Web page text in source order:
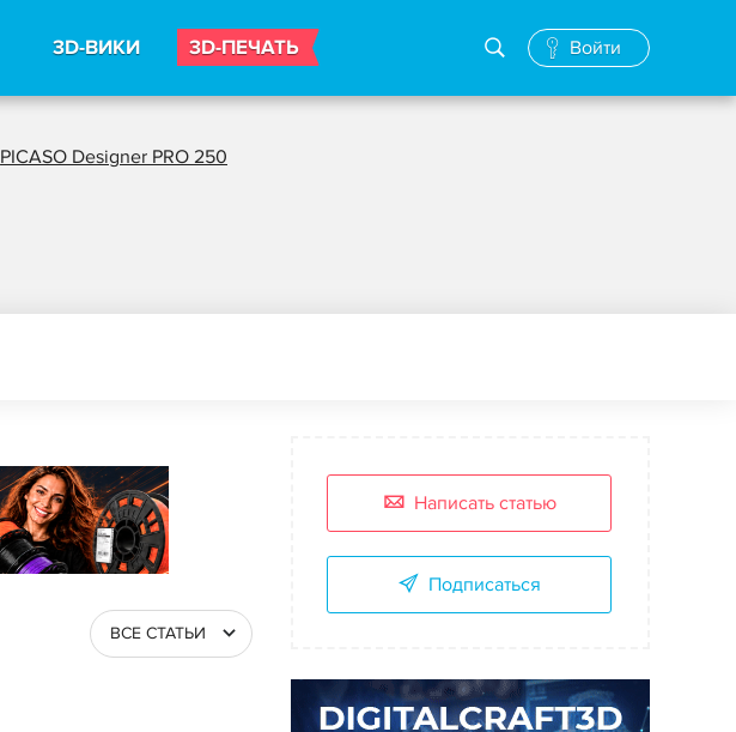
3D-ВИКИ 3D-ПЕЧАТЬ Войти
PICASO Designer PRO 250
ВСЕ СТАТЬИ
Написать статью
Подписаться